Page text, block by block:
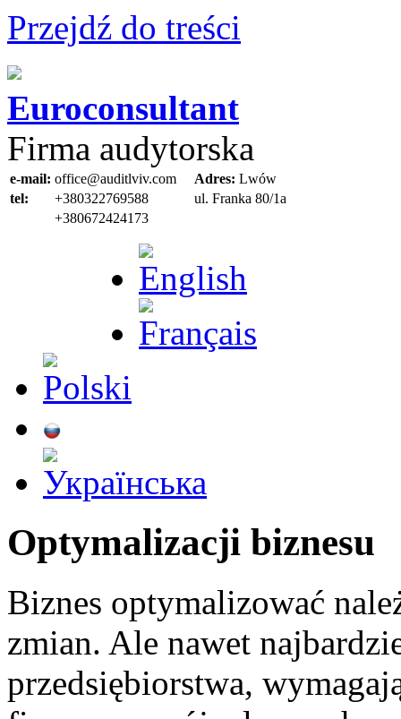
Przejdź do treści
Euroconsultant
Firma audytorska
e-mail: office@auditlviv.com Adres: Lwów
tel:
+380322769588
ul. Frankа 80/1a
+380672424173
Optymalizacji biznesu
Biznes optymalizować
zmian. Ale nawet
przedsiębiorstwa,